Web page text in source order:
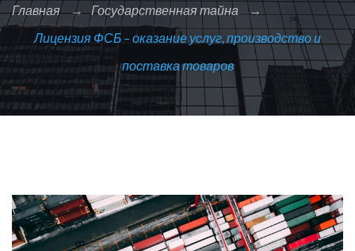
Главная → Государственная тайна
→
Лицензия ФСБ – оказание услуг, производство и
поставка товаров
Барнаул
Белгород
Брянск
В
Владивосток
Волгоград
Воронеж